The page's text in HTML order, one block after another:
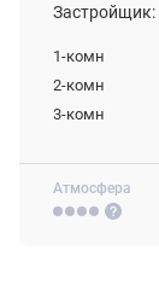
Атмосфера
Застройщик:
1-комн
2-комн
3-комн